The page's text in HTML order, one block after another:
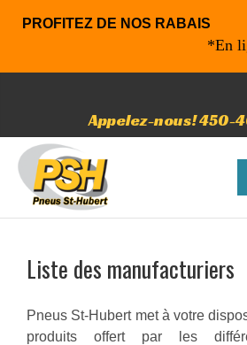
PROFITEZ DE NOS RABAIS
*En
Appelez-nous! 450-
Liste des manufacturiers
Pneus St-Hubert met à votre
produits offert par les